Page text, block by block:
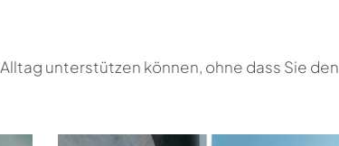
unterstützen können, ohne dass Sie den